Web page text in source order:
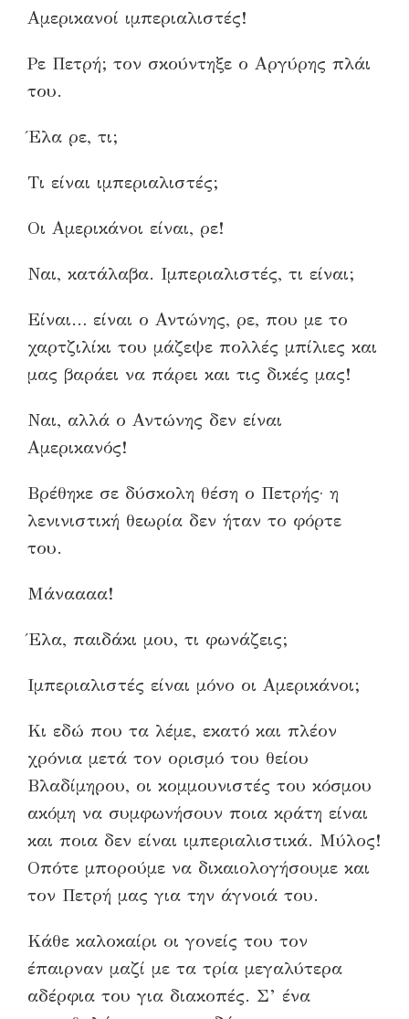
Αμερικανοί ιμπεριαλιστές!
Ρε Πετρή; τον σκούντηξε ο Αργύρης πλάι
του.
Έλα ρε, τι;
Τι είναι ιμπεριαλιστές;
Οι Αμερικάνοι είναι, ρε!
Ναι, κατάλαβα. Ιμπεριαλιστές, τι είναι;
Είναι… είναι ο Αντώνης, ρε, που με το
χαρτζιλίκι του μάζεψε πολλές μπίλιες και
μας βαράει να πάρει και τις δικές μας!
Ναι, αλλά ο Αντώνης δεν είναι
Αμερικανός!
Βρέθηκε σε δύσκολη θέση ο Πετρής· η
λενινιστική θεωρία δεν ήταν το φόρτε
του.
Μάναααα!
Έλα, παιδάκι μου, τι φωνάζεις;
Ιμπεριαλιστές είναι μόνο οι Αμερικάνοι;
Κι εδώ που τα λέμε, εκατό και πλέον
χρόνια μετά τον ορισμό του θείου
Βλαδίμηρου, οι κομμουνιστές του κόσμου
ακόμη να συμφωνήσουν ποια κράτη είναι
και ποια δεν είναι ιμπεριαλιστικά. Μύλος!
Οπότε μπορούμε να δικαιολογήσουμε και
τον Πετρή μας για την άγνοιά του.
Κάθε καλοκαίρι οι γονείς του τον
έπαιρναν μαζί με τα τρία μεγαλύτερα
αδέρφια του για διακοπές. Σ’ ένα